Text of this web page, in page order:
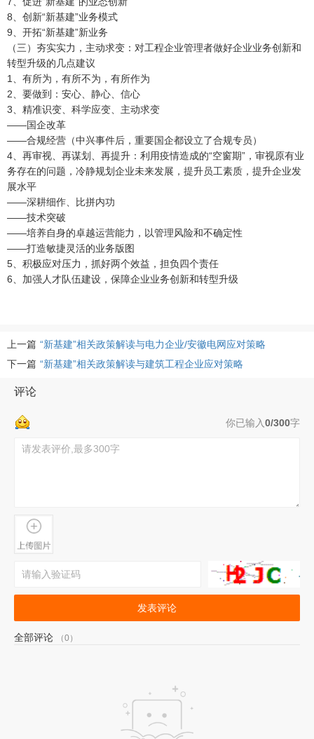
8、创新“新基建”业务模式
9、开拓“新基建”新业务
（三）夯实实力，主动求变：对工程企业管理者做好企业业务创新和
转型升级的几点建议
1、有所为，有所不为，有所作为
2、要做到：安心、静心、信心
3、精准识变、科学应变、主动求变
——国企改革
——合规经营（中兴事件后，重要国企都设立了合规专员）
4、再审视、再谋划、再提升：利用疫情造成的“空窗期”，审视原有业
务存在的问题，冷静规划企业未来发展，提升员工素质，提升企业发
展水平
——深耕细作、比拼内功
——技术突破
——培养自身的卓越运营能力，以管理风险和不确定性
——打造敏捷灵活的业务版图
5、积极应对压力，抓好两个效益，担负四个责任
6、加强人才队伍建设，保障企业业务创新和转型升级
上一篇 “新基建”相关政策解读与电力企业/安徽电网应对策略
下一篇 “新基建”相关政策解读与建筑工程企业应对策略
评论
你已输入0/300字
发表评论
全部评论 （0）